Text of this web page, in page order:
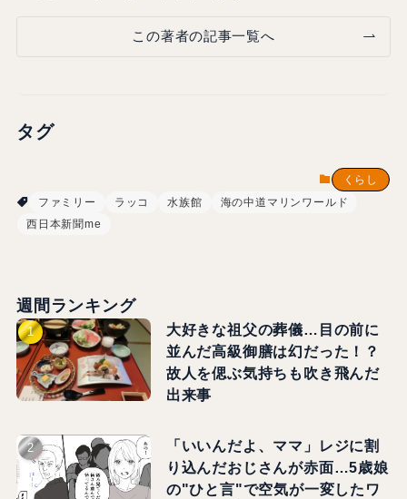
この著者の記事一覧へ
タグ
くらし
ファミリー
ラッコ 水族館
海の中道マリンワールド
西日本新聞me
週間ランキング
大好きな祖父の葬儀…目の前に
並んだ高級御膳は幻だった！？
故人を偲ぶ気持ちも吹き飛んだ
出来事
「いいんだよ、ママ」レジに割
り込んだおじさんが赤面…5歳娘
の"ひと言"で空気が一変したワ